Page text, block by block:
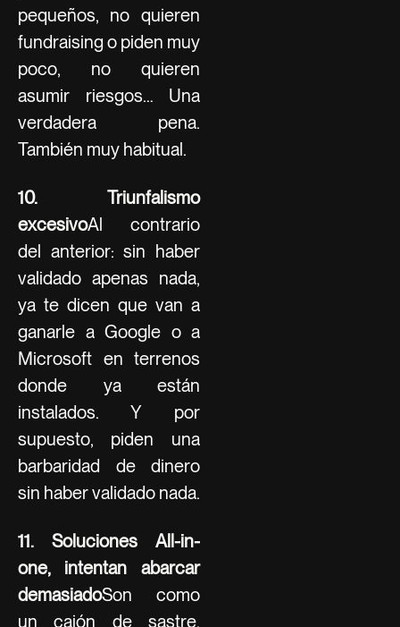
pequeños, no quieren
fundraising o piden muy
poco, no quieren
asumir riesgos… Una
verdadera pena.
También muy habitual.
10. Triunfalismo
excesivoAl contrario
del anterior: sin haber
validado apenas nada,
ya te dicen que van a
ganarle a Google o a
Microsoft en terrenos
donde ya están
instalados. Y por
supuesto, piden una
barbaridad de dinero
sin haber validado nada.
11. Soluciones All-in-
one, intentan abarcar
demasiadoSon como
un cajón de sastre,